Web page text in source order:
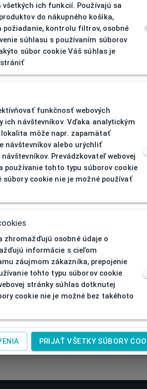
ich funkcií. Používajú sa
do nákupného košíka,
požiadanie, kontrolu filtrov, osobné
súhlasu s používaním súborov
súbor cookie Váš súhlas je
funkčnosť webových
návštevníkov. Vďaka analytickým
môže napr. zapamätať
návštevníkov alebo urýchliť
Prevádzkovateľ webovej
používanie tohto typu súborov cookie
cookie nie je možné používať
zhromažďujú osobné údaje o
informácie s cieľom
záujmom zákazníka, prepojenie
tohto typu súborov cookie
stránky súhlas dotknutej
cookie nie je možné bez takéhoto
PRIJAŤ VŠETKY SÚBORY